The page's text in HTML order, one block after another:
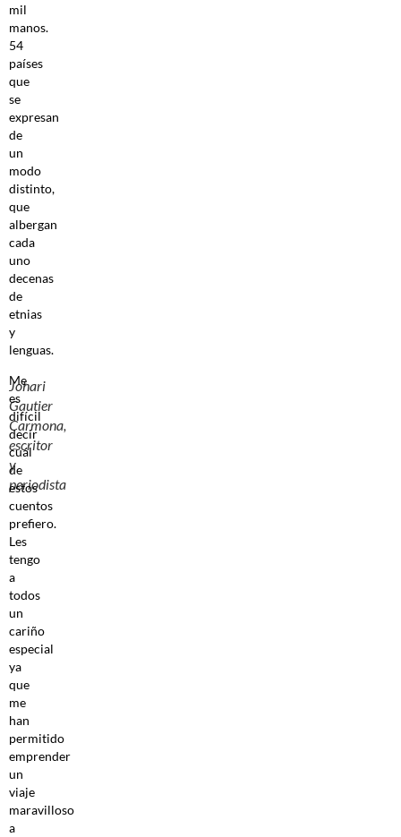
mil
manos.
54
países
que
se
expresan
de
un
modo
distinto,
que
albergan
cada
uno
decenas
de
etnias
y
lenguas.
Johari
Gautier
Carmona,
escritor
y
periodista
Me
es
difícil
decir
cuál
de
estos
cuentos
prefiero.
Les
tengo
a
todos
un
cariño
especial
ya
que
me
han
permitido
emprender
un
viaje
maravilloso
a